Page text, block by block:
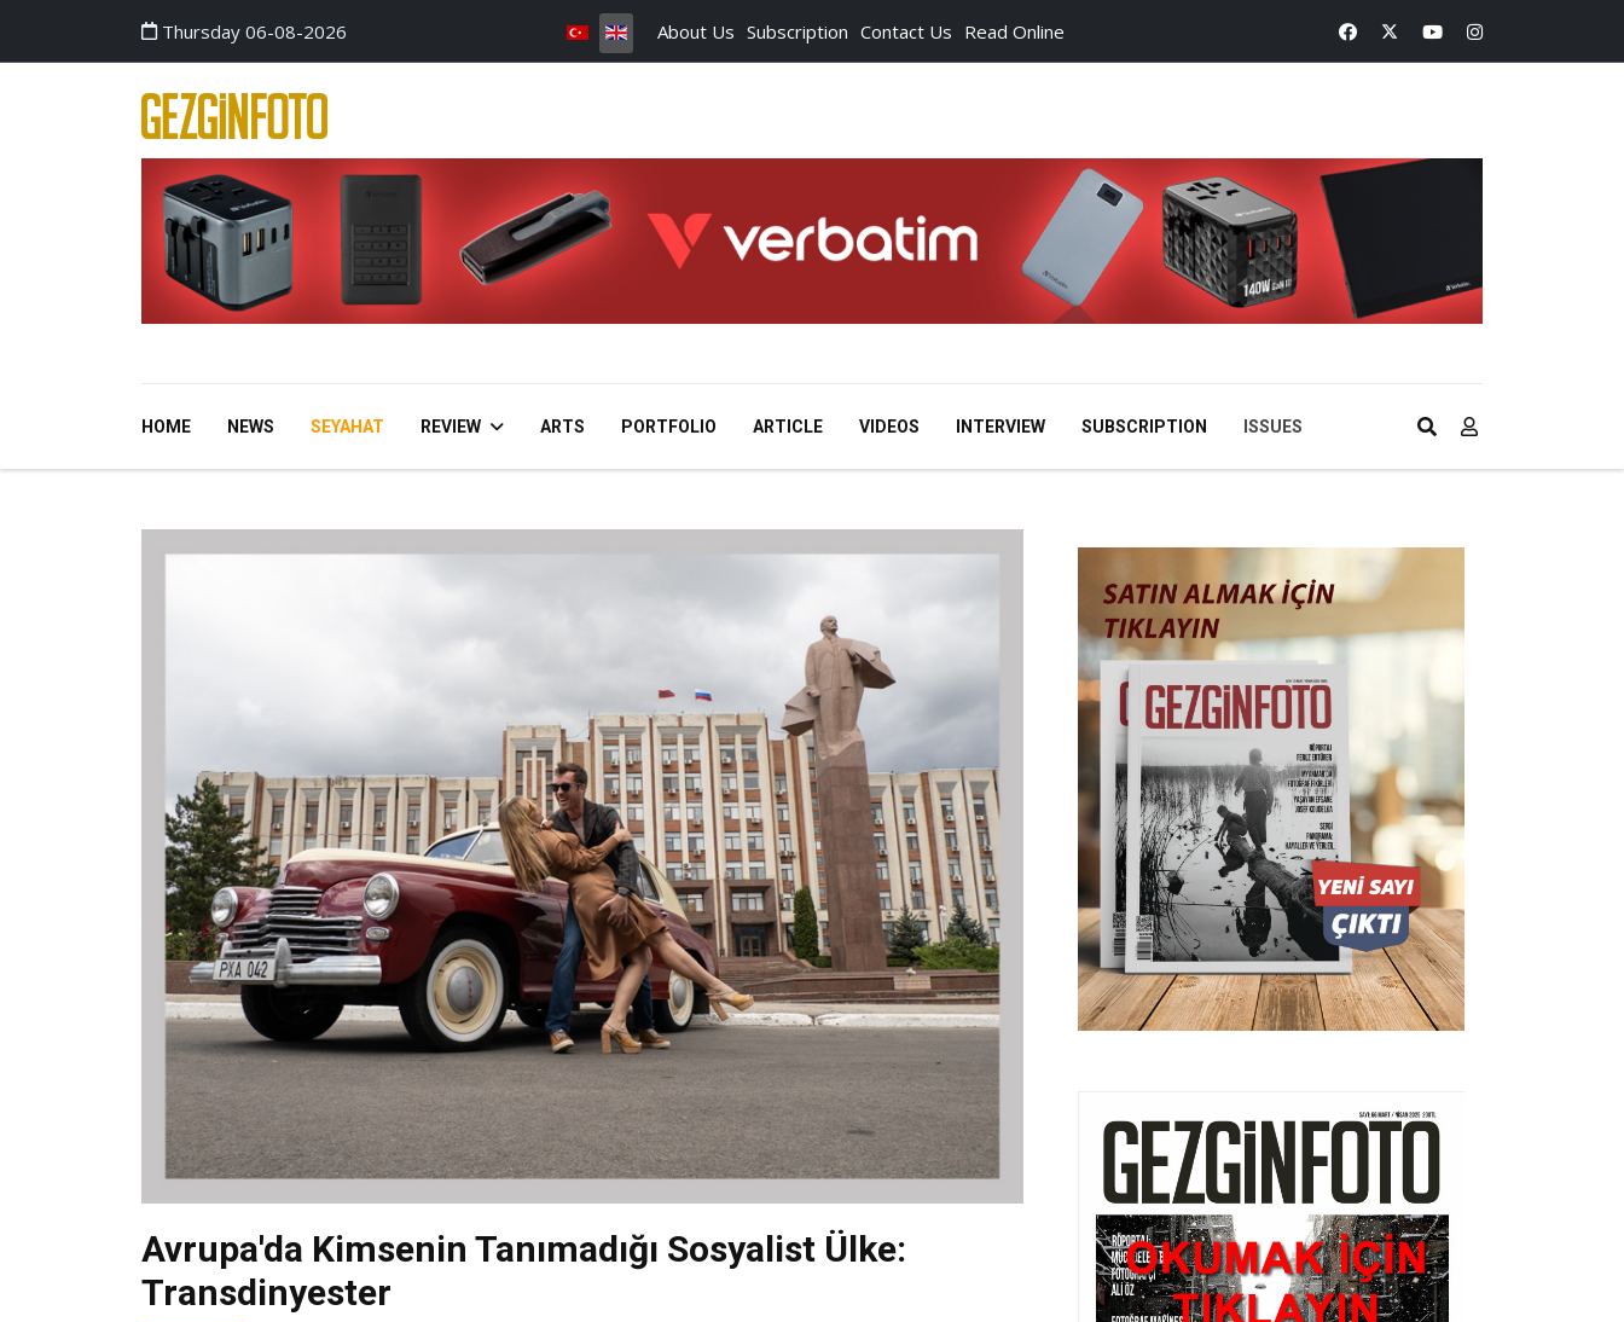
Thursday 06-08-2026 About Us Subscription Contact Us Read Online
HOME NEWS SEYAHAT REVIEW ARTS PORTFOLIO ARTICLE VIDEOS INTERVIEW SUBSCRIPTION ISSUES
Avrupa'da Kimsenin Tanımadığı Sosyalist Ülke:
Transdinyester